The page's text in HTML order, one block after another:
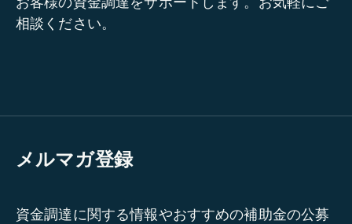
相談ください。
メルマガ登録
資金調達に関する情報やおすすめの補助金の公募